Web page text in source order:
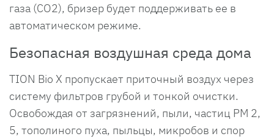
газа (СО2), бризер будет поддерживать ее в
автоматическом режиме.
Безопасная воздушная среда дома
TION Bio X пропускает приточный воздух через
систему фильтров грубой и тонкой очистки.
Освобождая от загрязнений, пыли, частиц PM 2,
5, тополиного пуха, пыльцы, микробов и спор